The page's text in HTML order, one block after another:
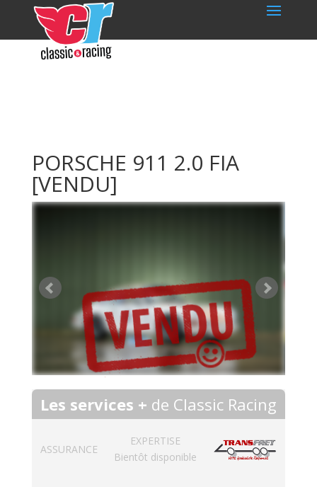
PORSCHE 911 2.0 FIA
[VENDU]
Les services + de Classic Racing
ASSURANCE
EXPERTISE
Bientôt disponible